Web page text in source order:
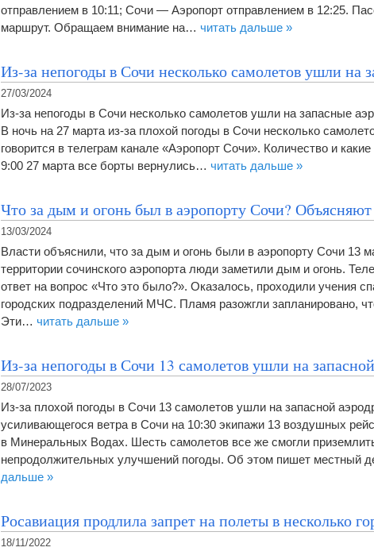
отправлением в 10:11; Сочи — Аэропорт отправлением в 12:25.
маршрут. Обращаем внимание на… читать дальше »
Из-за непогоды в Сочи несколько самолетов ушли на
27/03/2024
Из-за непогоды в Сочи несколько самолетов ушли на запасные
В ночь на 27 марта из-за плохой погоды в Сочи несколько
говорится в телеграм канале «Аэропорт Сочи». Количество и
9:00 27 марта все борты вернулись… читать дальше »
Что за дым и огонь был в аэропорту Сочи? Объясняют
13/03/2024
Власти объяснили, что за дым и огонь были в аэропорту Сочи 13
территории сочинского аэропорта люди заметили дым и огонь.
ответ на вопрос «Что это было?». Оказалось, проходили учения
городских подразделений МЧС. Пламя разожгли запланировано,
Эти… читать дальше »
Из-за непогоды в Сочи 13 самолетов ушли на
28/07/2023
Из-за плохой погоды в Сочи 13 самолетов ушли на запасной
усиливающегося ветра в Сочи на 10:30 экипажи 13 воздушных
в Минеральных Водах. Шесть самолетов все же смогли
непродолжительных улучшений погоды. Об этом пишет местный
дальше »
Росавиация продлила запрет на полеты в несколько
18/11/2022